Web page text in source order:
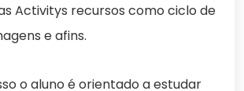
Activitys recursos como ciclo de
e afins.
o aluno é orientado a estudar